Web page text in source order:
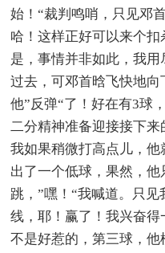
始！“裁判鸣哨，只见邓
哈！这样正好可以来个
是，事情并非如此，我
过去，可邓首晗飞快地
他”反弹“了！好在有3球
二分精神准备迎接接下
我如果稍微打高点儿，
出了一个低球，果然，
跳，”嘿！“我喊道。只
线，耶！赢了！我兴奋
不是好惹的，第三球，他